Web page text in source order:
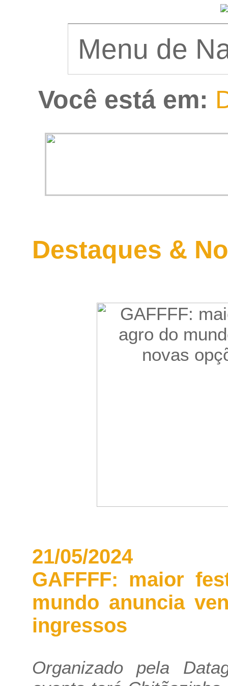
Você está em:
Destaques &
21/05/2024
GAFFFF: maior
mundo anuncia
ingressos
Organizado pela